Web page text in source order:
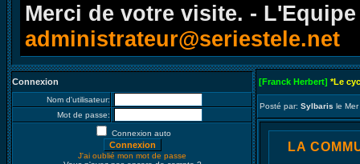
Merci de votre visite. -
administrateur@seriestele.net
Connexion
Nom d'utilisateur:
Mot de passe:
Connexion auto
J'ai oublié mon mot de passe
[Franck Herbert] *Le
Posté par: Sylbaris le
LA